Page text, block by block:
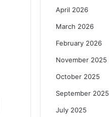
April 2026
March 2026
February 2026
November 2025
October 2025
September 2025
July 2025